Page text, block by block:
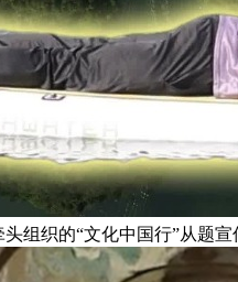
组织的“文化中国行”从题